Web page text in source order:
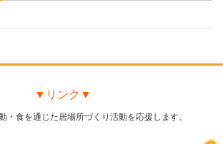
▼リンク▼
・食を通じた居場所づくり活動を応援します。